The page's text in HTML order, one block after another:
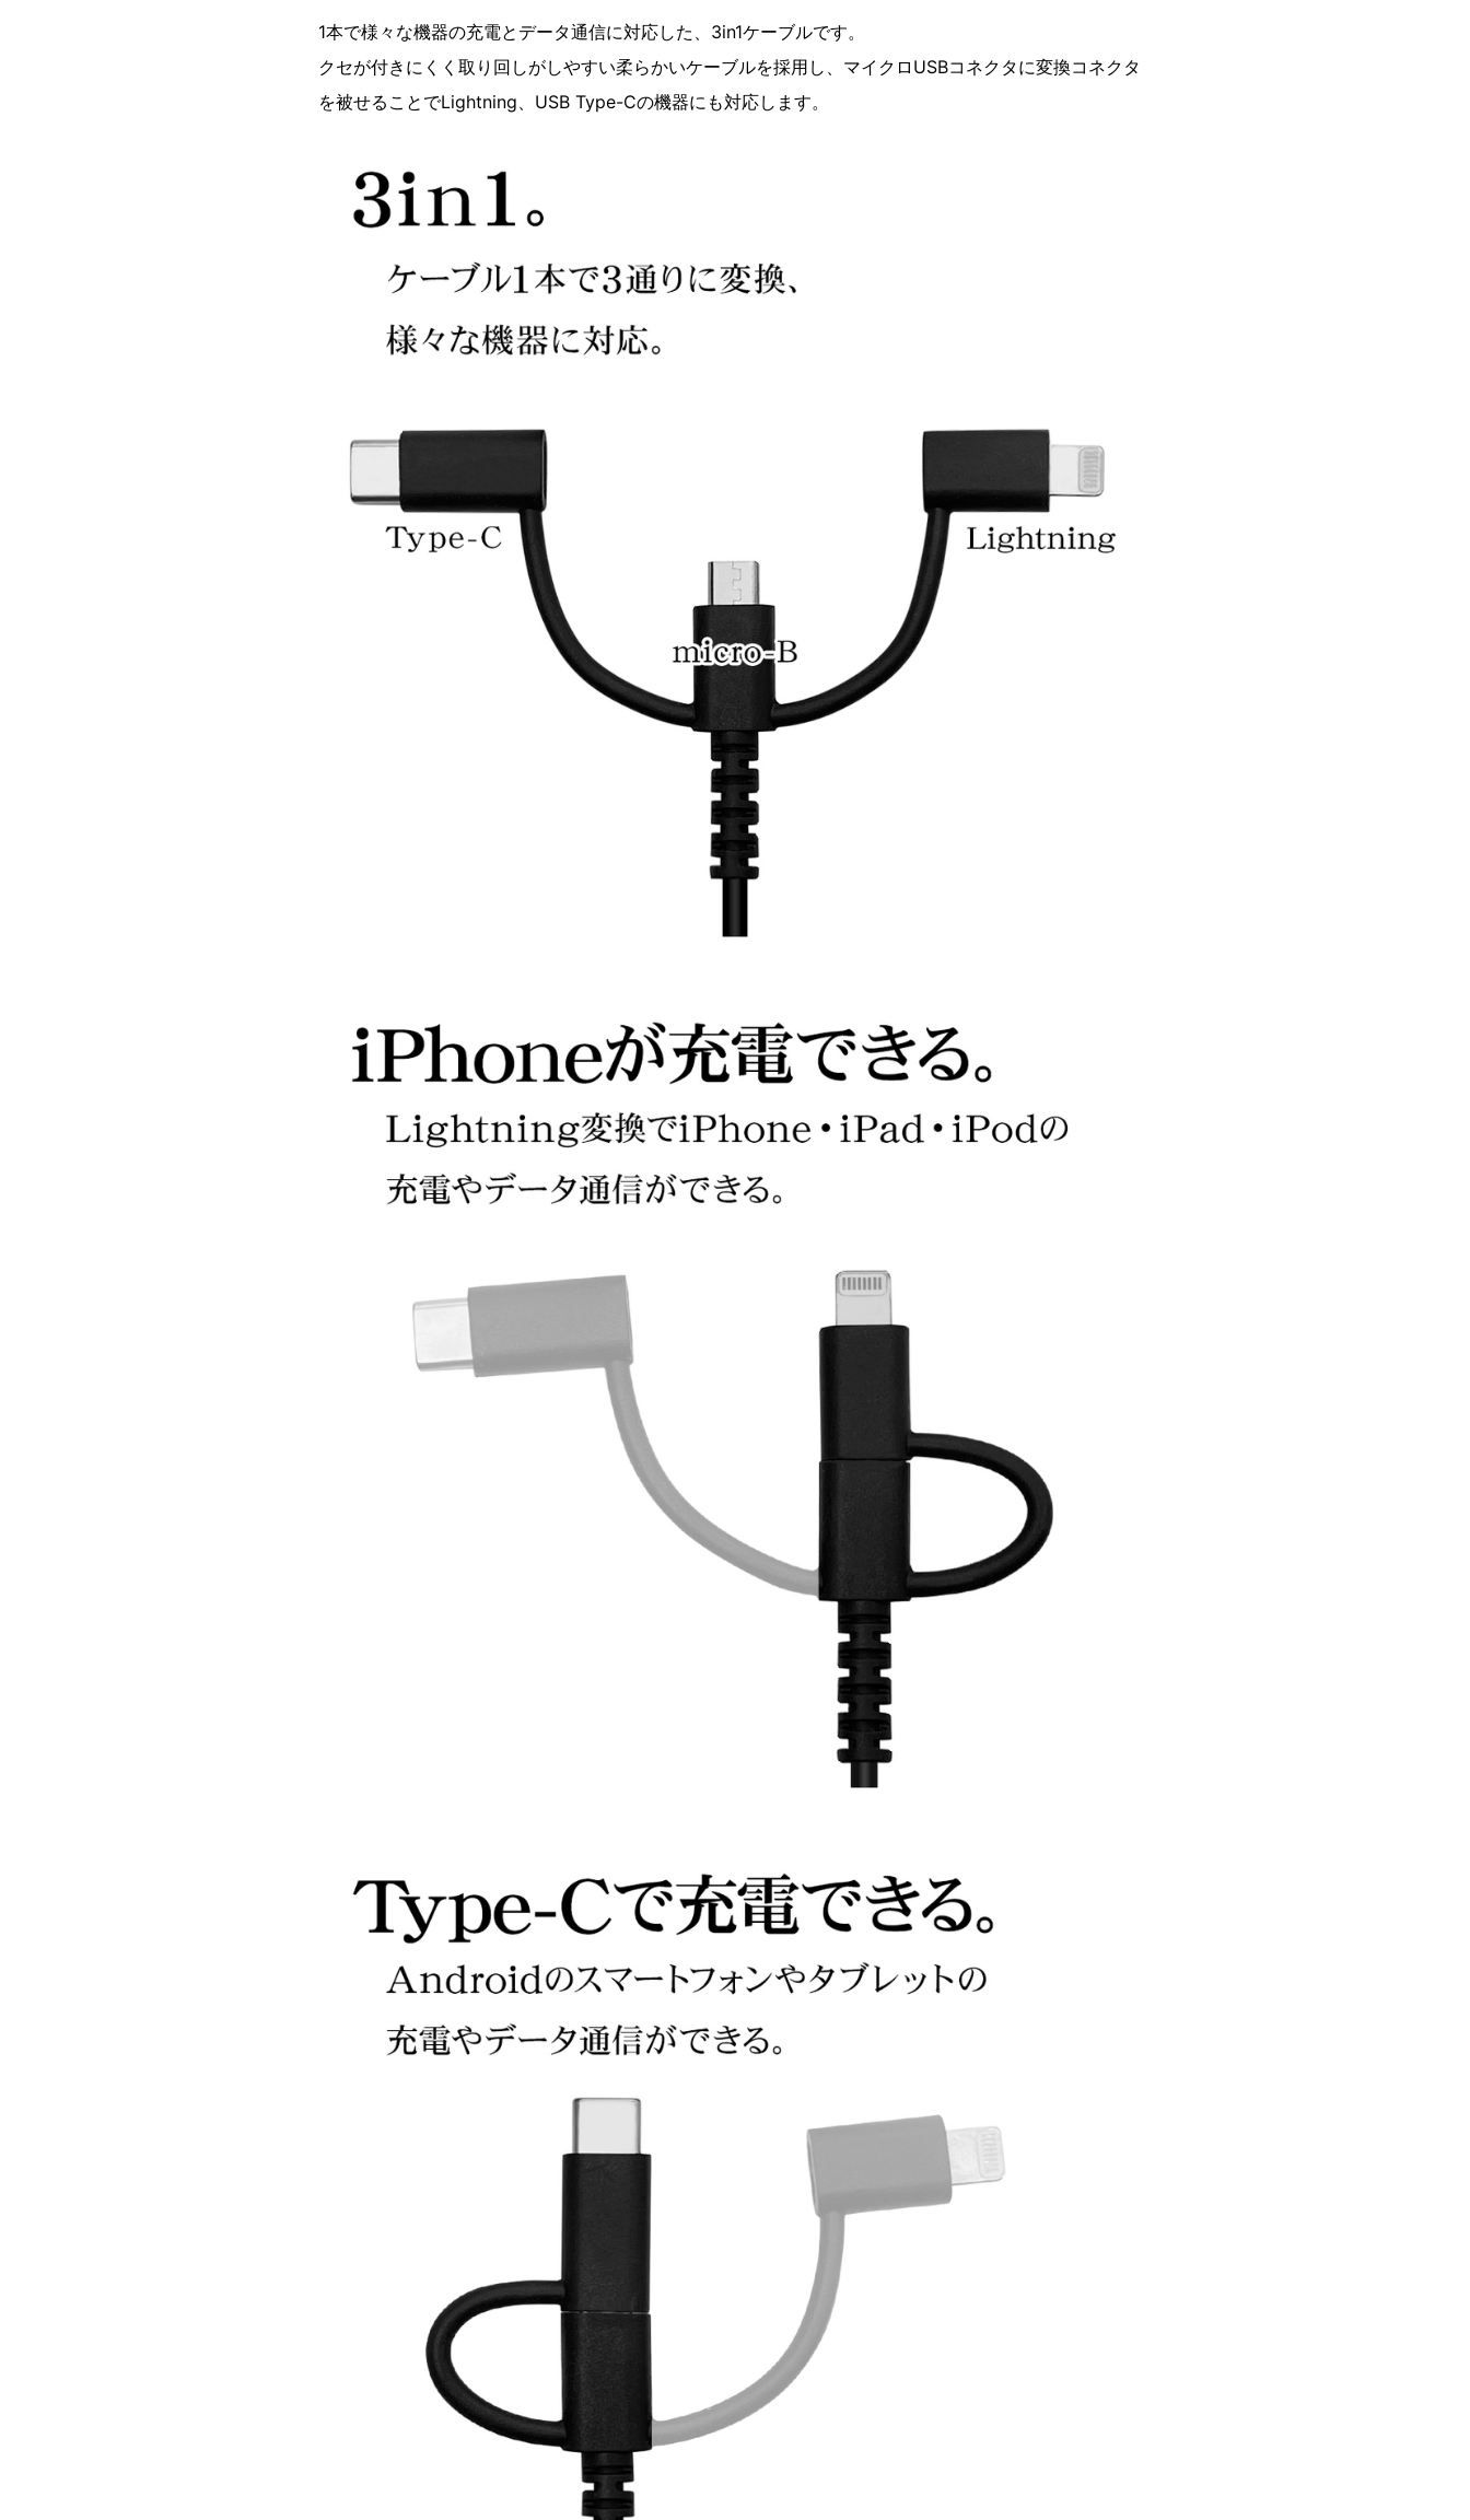
1本で様々な機器の充電とデータ通信に対応した、3in1ケーブルです。
クセが付きにくく取り回しがしやすい柔らかいケーブルを採用し、マイクロUSBコネクタに変換コネクタ
を被せることでLightning、USB Type-Cの機器にも対応します。